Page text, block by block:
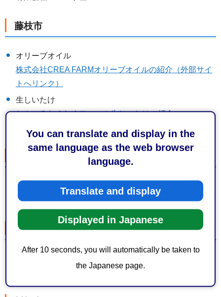
You can translate and display in the
same language as the web browser
language.
Translate and display
Displayed in Japanese
After 10 seconds, you will automatically be taken to
the Japanese page.
藤枝市
オリーブオイル
株式会社CREA FARMオリーブオイルの紹介（外部サイ
トへリンク）
生しいたけ
ねんごろわくわくファーム生しいたけの紹介
自然薯
長谷川製茶自然薯の紹介（外部サイトへリンク）
吉田町
マルあ水産ホームページ（外部サイトへリンク）